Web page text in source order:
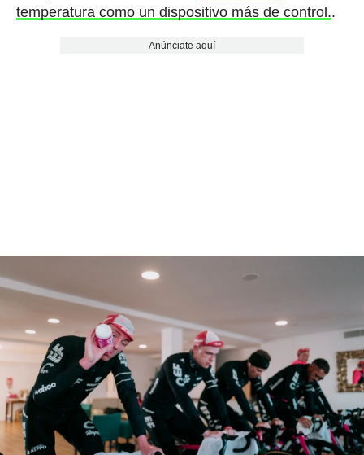
temperatura como un dispositivo más de control..
Anúnciate aquí